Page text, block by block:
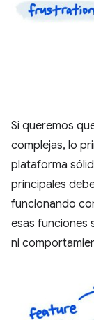
Si queremos
complejas, lo
plataforma
principales
funcionando
esas funciones
ni